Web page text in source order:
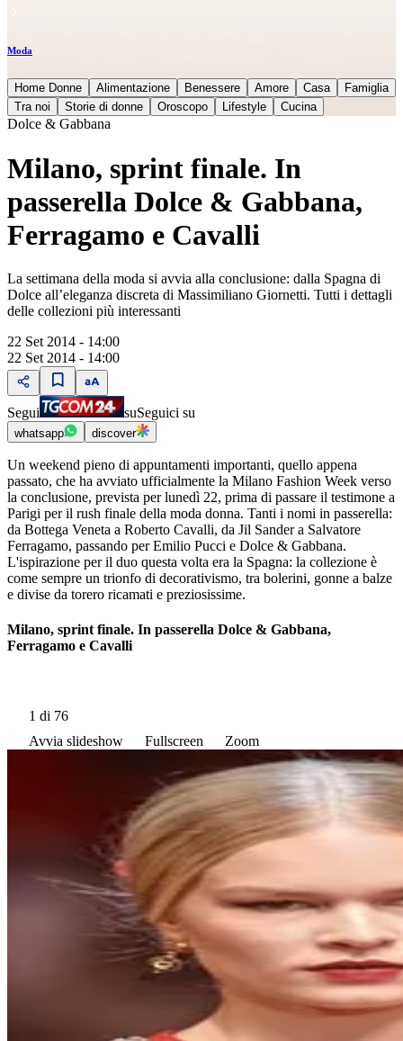
Moda
Home Donne Alimentazione Benessere Amore Casa
Famiglia
Tra noi
Storie di donne Oroscopo Lifestyle Cucina
Dolce & Gabbana
Milano, sprint finale. In
passerella Dolce & Gabbana,
Ferragamo e Cavalli
La settimana della moda si avvia alla conclusione: dalla Spagna di
Dolce all’eleganza discreta di Massimiliano Giornetti. Tutti i dettagli
delle collezioni più interessanti
22 Set 2014 - 14:00
22 Set 2014 - 14:00
Segui suSeguici su
whatsapp discover
Un weekend pieno di appuntamenti importanti, quello appena
passato, che ha avviato ufficialmente la Milano Fashion Week verso
la conclusione, prevista per lunedì 22, prima di passare il testimone a
Parigi per il rush finale della moda donna. Tanti i nomi in passerella:
da Bottega Veneta a Roberto Cavalli, da Jil Sander a Salvatore
Ferragamo, passando per Emilio Pucci e Dolce & Gabbana.
L'ispirazione per il duo questa volta era la Spagna: la collezione è
come sempre un trionfo di decorativismo, tra bolerini, gonne a balze
e divise da torero ricamati e preziosissime.
Milano, sprint finale. In passerella Dolce & Gabbana,
Ferragamo e Cavalli
1 di 76
Avvia slideshow
Fullscreen Zoom